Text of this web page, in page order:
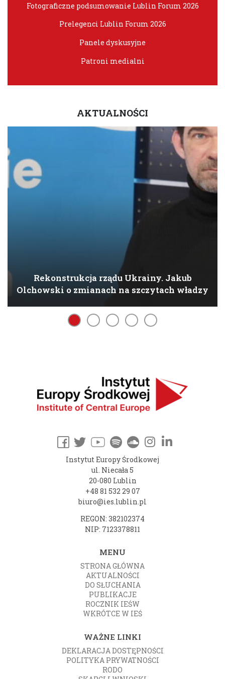
Fotograficzne podsumowanie Lublin Forum 2026
Prelegenci Lublin Forum 2026
Panele dyskusyjne
Patroni medialni
AKTUALNOŚCI
Rekonstrukcja rządu Ukrainy. Jakub
Olchowski o zmianach na szczytach władzy
Instytut Europy Środkowej
ul. Niecała 5
20-080 Lublin
+48 81 532 29 07
biuro@ies.lublin.pl
REGON: 382102374
NIP: 7123378811
MENU
STRONA GŁÓWNA
AKTUALNOŚCI
DO SŁUCHANIA
PUBLIKACJE
ROCZNIK IEŚW
WKRÓTCE W IEŚ
WAŻNE LINKI
DEKLARACJA DOSTĘPNOŚCI
POLITYKA PRYWATNOŚCI
RODO